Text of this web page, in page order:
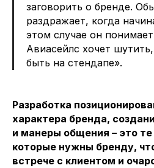
заговорить о бренде.
раздражает, когда
этом случае он
Авиасейлс хочет
быть на стендапе».
Разработка
характера бренда,
и манеры общения – это
которые нужны бренду,
встрече с клиентом и